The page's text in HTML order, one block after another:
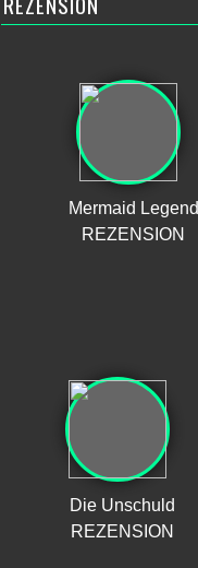
Mermaid Legend
REZENSION
Die Unschuld
REZENSION